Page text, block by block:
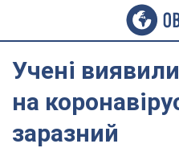
Учені
на
заразний